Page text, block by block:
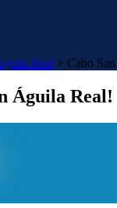
Real > Cabo
Águila Real!